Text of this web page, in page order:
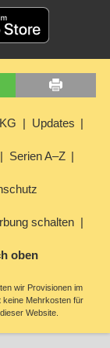
Updates
Serien A–Z
schalten
oben
wir Provisionen im
keine Mehrkosten für
Website.